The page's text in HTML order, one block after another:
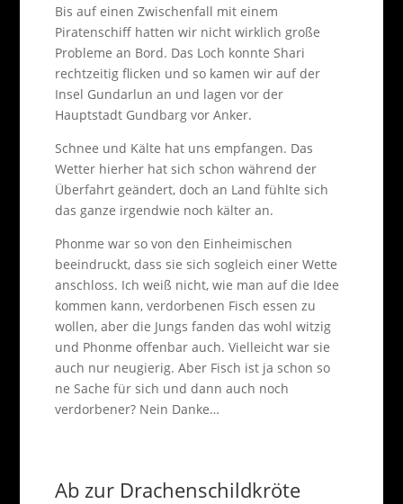
Bis auf einen Zwischenfall mit einem
Piratenschiff hatten wir nicht wirklich große
Probleme an Bord. Das Loch konnte Shari
rechtzeitig flicken und so kamen wir auf der
Insel Gundarlun an und lagen vor der
Hauptstadt Gundbarg vor Anker.
Schnee und Kälte hat uns empfangen. Das
Wetter hierher hat sich schon während der
Überfahrt geändert, doch an Land fühlte sich
das ganze irgendwie noch kälter an.
Phonme war so von den Einheimischen
beeindruckt, dass sie sich sogleich einer Wette
anschloss. Ich weiß nicht, wie man auf die Idee
kommen kann, verdorbenen Fisch essen zu
wollen, aber die Jungs fanden das wohl witzig
und Phonme offenbar auch. Vielleicht war sie
auch nur neugierig. Aber Fisch ist ja schon so
ne Sache für sich und dann auch noch
verdorbener? Nein Danke…
Ab zur Drachenschildkröte